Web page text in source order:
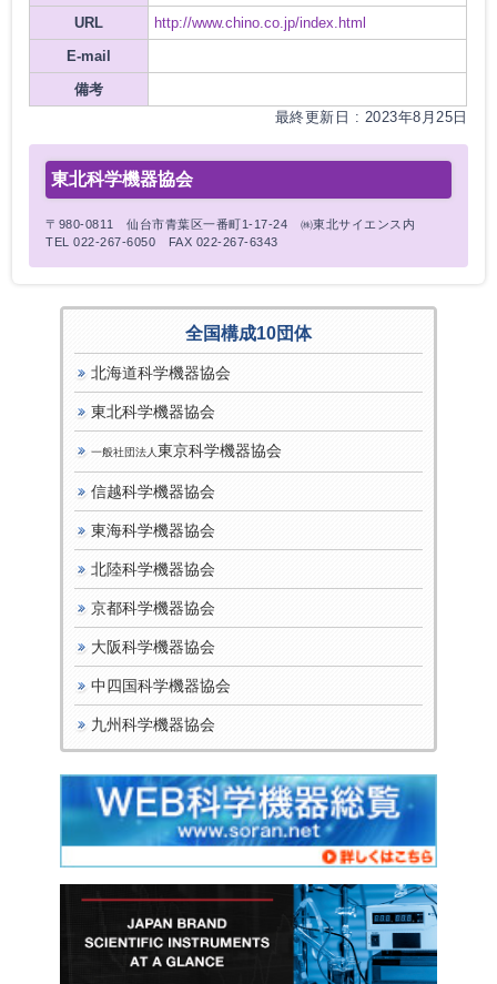
URL
http://www.chino.co.jp/index.html
E-mail
備考
最終更新日 : 2023年8月25日
東北科学機器協会
〒980-0811 仙台市青葉区一番町1-17-24 ㈱東北サイエンス内
TEL 022-267-6050 FAX 022-267-6343
全国構成10団体
北海道科学機器協会
東北科学機器協会
一般社団法人 東京科学機器協会
信越科学機器協会
東海科学機器協会
北陸科学機器協会
京都科学機器協会
大阪科学機器協会
中四国科学機器協会
九州科学機器協会